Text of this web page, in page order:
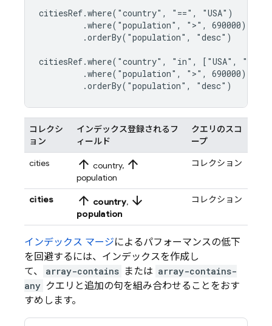
citiesRef.where("country", "==", "USA")
         .where("population", ">", 690000)
         .orderBy("population", "desc")
citiesRef.where("country", "in", ["USA",
         .where("population", ">", 690000)
         .orderBy("population", "desc")
コレクシ
ョン
インデックス登録されるフ
ィールド
クエリのスコ
ープ
cities
arrow_upward country, arrow_upward
population
コレクション
cities arrow_upward country, arrow_downward
population
コレクション
インデックス マージによるパフォーマンスの低下
を回避するには、インデックスを作成し
て、
array-contains または array-contains-
any クエリと追加の句を組み合わせることをおす
すめします。